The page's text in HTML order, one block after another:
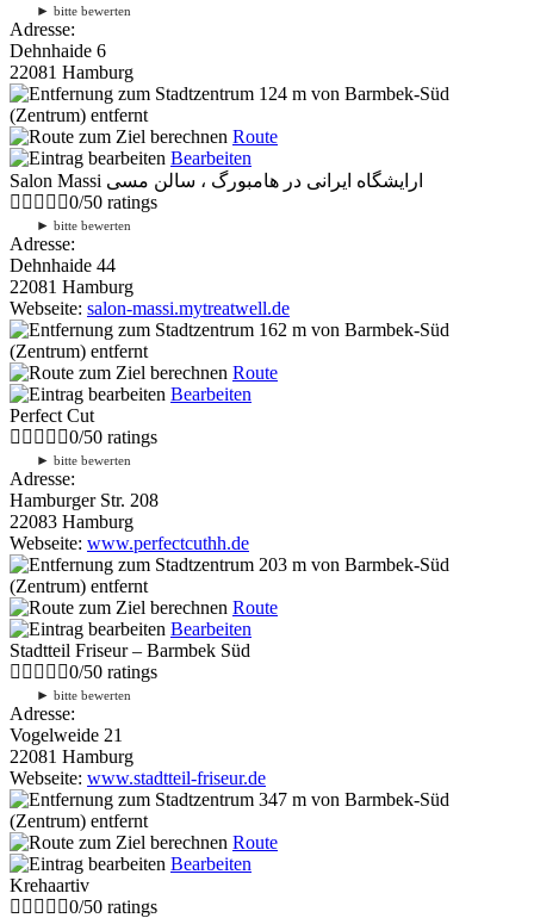
► bitte bewerten
Adresse:
Dehnhaide 6
22081 Hamburg
124 m von Barmbek-Süd
(Zentrum) entfernt
Route
Bearbeiten
Salon Massi ارايشگاه ایرانی در هامبورگ ، سالن مسی
0/50 ratings
► bitte bewerten
Adresse:
Dehnhaide 44
22081 Hamburg
Webseite: salon-massi.mytreatwell.de
162 m von Barmbek-Süd
(Zentrum) entfernt
Route
Bearbeiten
Perfect Cut
0/50 ratings
► bitte bewerten
Adresse:
Hamburger Str. 208
22083 Hamburg
Webseite: www.perfectcuthh.de
203 m von Barmbek-Süd
(Zentrum) entfernt
Route
Bearbeiten
Stadtteil Friseur – Barmbek Süd
0/50 ratings
► bitte bewerten
Adresse:
Vogelweide 21
22081 Hamburg
Webseite: www.stadtteil-friseur.de
347 m von Barmbek-Süd
(Zentrum) entfernt
Route
Bearbeiten
Krehaartiv
0/50 ratings